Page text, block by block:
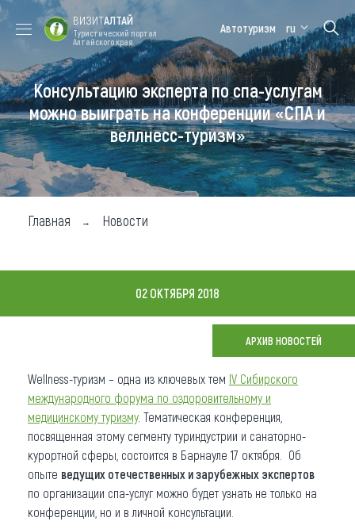
Форум VISIT
ALTAI
Цветение
маральника
Медицинский
форум
Алтайская
зимовка
Туры
Где побывать
Чем заняться
Карта
Что привезти (сувениры)
О регионе
Коллекция впечатлений
Другие рубрики
ВИЗИТАЛТАЙ
Туристический портал
Алтайского края
Автотуризм ru
Консультацию эксперта по спа-услугам
можно выиграть на конференции «СПА и
веллнесс-туризм»
Главная Новости
02 ОКТЯБРЯ 2018
АРХИВ НОВОСТЕЙ
Wellness-туризм – одна из ключевых тем IV Сибирского
международного форума по оздоровительному и
медицинскому туризму. Тематическая конференция,
посвященная этому сегменту туриндустрии и санаторно-
курортной сферы, состоится в Барнауле 17 октября. Об
опыте ведущих отечественных и зарубежных экспертов
по организации спа-услуг можно будет узнать не только на
конференции, но и в личной консультации.